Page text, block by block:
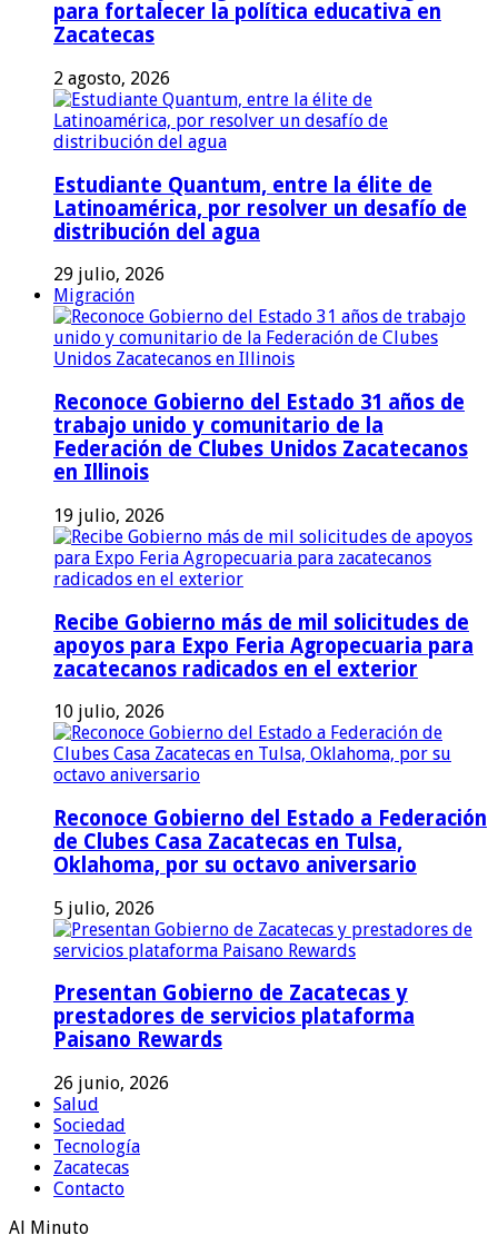
para fortalecer la política educativa en
Zacatecas
2 agosto, 2026
Estudiante Quantum, entre la élite de
Latinoamérica, por resolver un desafío de
distribución del agua
29 julio, 2026
Migración
Reconoce Gobierno del Estado 31 años de
trabajo unido y comunitario de la
Federación de Clubes Unidos Zacatecanos
en Illinois
19 julio, 2026
Recibe Gobierno más de mil solicitudes de
apoyos para Expo Feria Agropecuaria para
zacatecanos radicados en el exterior
10 julio, 2026
Reconoce Gobierno del Estado a Federación
de Clubes Casa Zacatecas en Tulsa,
Oklahoma, por su octavo aniversario
5 julio, 2026
Presentan Gobierno de Zacatecas y
prestadores de servicios plataforma
Paisano Rewards
26 junio, 2026
Salud
Sociedad
Tecnología
Zacatecas
Contacto
Al Minuto